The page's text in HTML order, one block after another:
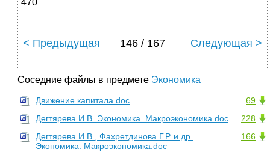
470
< Предыдущая 146 / 167 Следующая >
Соседние файлы в предмете Экономика
69
Движение капитала.doc
228
Дегтярева И.В. Экономика. Макроэкономика.doc
166
Дегтярева И.В., Фахретдинова Г.Р. и др.
Экономика. Макроэкономика.doc